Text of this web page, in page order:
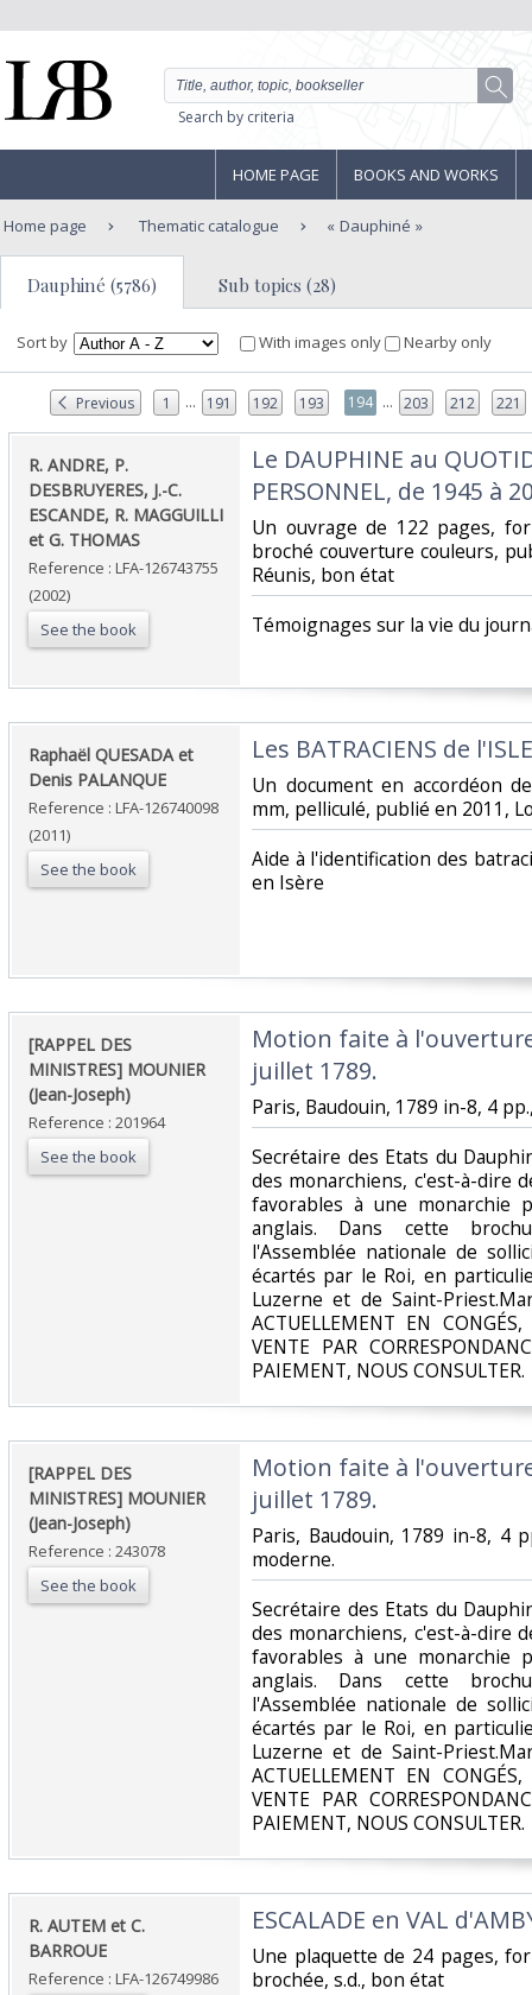
Search by criteria
HOME PAGE BOOKS AND WORKS
Home page Thematic catalogue Dauphiné
Dauphiné (5786) Sub topics (28)
Sort by With images only Nearby only
Previous 1 ... 191 192 193 194 ... 203 212 221
‎R. ANDRE, P.
DESBRUYERES, J.-C.
ESCANDE, R. MAGGUILLI
et G. THOMAS‎
Reference : LFA-126743755
(2002)
See the book
‎Le DAUPHINE au
PERSONNEL, de 1945 à
‎Un ouvrage de 122 pages,
broché couverture couleurs,
Réunis, bon état‎
‎Témoignages sur la vie du
‎Raphaël QUESADA et
Denis PALANQUE‎
Reference : LFA-126740098
(2011)
See the book
‎Les BATRACIENS de
‎Un document en accordéon
mm, pelliculé, publié en 2011,
‎Aide à l'identification des
en Isère‎
‎[RAPPEL DES
MINISTRES] MOUNIER
(Jean-Joseph)‎
Reference : 201964
See the book
‎Motion faite à
juillet 1789.‎
‎Paris, Baudouin, 1789 in-8, 4
‎Secrétaire des Etats du
des monarchiens, c'est-à-dire
favorables à une monarchie
anglais. Dans cette
l'Assemblée nationale de
écartés par le Roi, en
Luzerne et de Saint-
ACTUELLEMENT EN
VENTE PAR
PAIEMENT, NOUS CONSULTER.‎
‎[RAPPEL DES
MINISTRES] MOUNIER
(Jean-Joseph)‎
Reference : 243078
See the book
‎Motion faite à
juillet 1789.‎
‎Paris, Baudouin, 1789 in-8, 4
moderne. ‎
‎Secrétaire des Etats du
des monarchiens, c'est-à-dire
favorables à une monarchie
anglais. Dans cette
l'Assemblée nationale de
écartés par le Roi, en
Luzerne et de Saint-
ACTUELLEMENT EN
VENTE PAR
PAIEMENT, NOUS CONSULTER.‎
‎R. AUTEM et C.
BARROUE‎
Reference : LFA-126749986
‎ESCALADE en VAL
‎Une plaquette de 24 pages,
brochée, s.d., bon état‎